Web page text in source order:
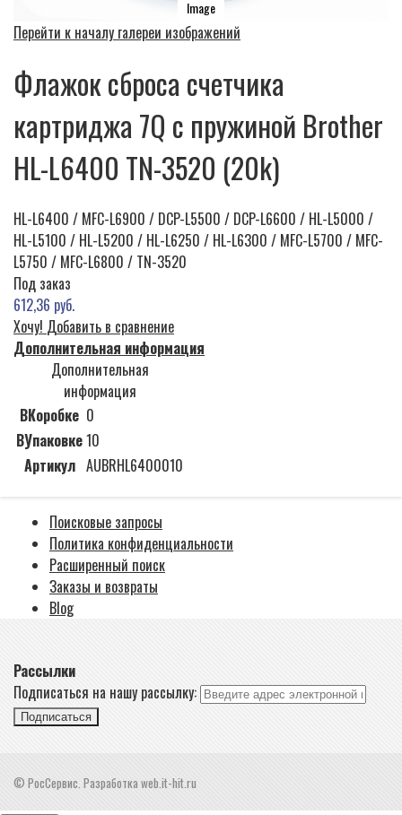
Image
Перейти к началу галереи изображений
Флажок сброса счетчика
картриджа 7Q с пружиной Brother
HL-L6400 TN-3520 (20k)
HL-L6400 / MFC-L6900 / DCP-L5500 / DCP-L6600 / HL-L5000 /
HL-L5100 / HL-L5200 / HL-L6250 / HL-L6300 / MFC-L5700 / MFC-
L5750 / MFC-L6800 / TN-3520
Под заказ
612,36 руб.
Хочу! Добавить в сравнение
Дополнительная информация
Дополнительная
информация
ВКоробке 0
ВУпаковке10
Артикул AUBRHL6400010
Поисковые запросы
Политика конфиденциальности
Расширенный поиск
Заказы и возвраты
Blog
Рассылки
Подписаться на нашу рассылку:
Подписаться
© РосСервис. Разработка web.it-hit.ru